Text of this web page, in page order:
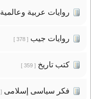
روايات عربية
روايات جيب[ 378 ]
كتب تاريخ[ 359 ]
فكر سياسى إسلامى]